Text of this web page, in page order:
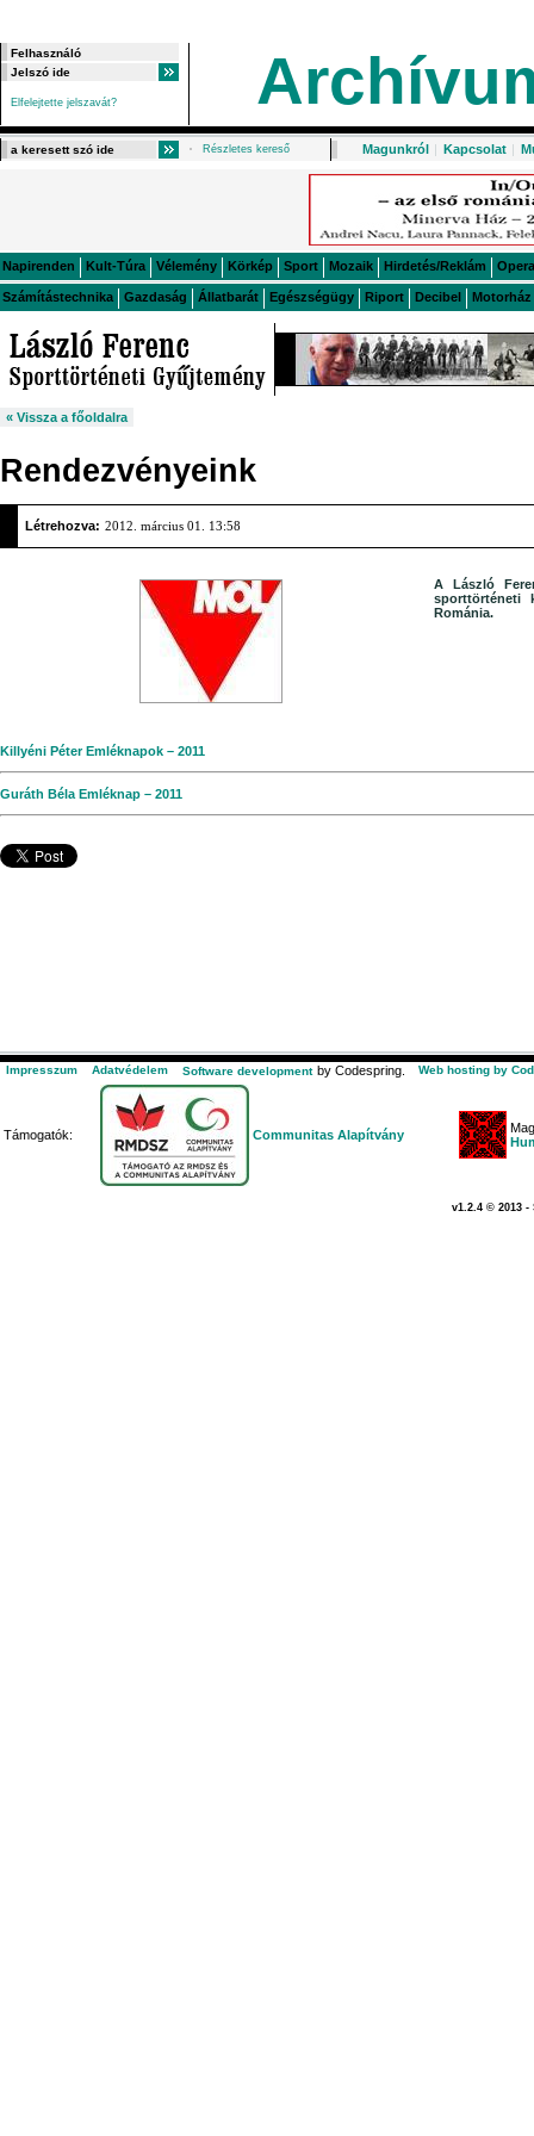
Elfelejtette jelszavát?
Részletes kereső Magunkról | Kapcsolat |
Napirenden Kult-Túra Vélemény Körkép Sport Mozaik Hirdetés/Reklám Opera
Számítástechnika Gazdaság Állatbarát Egészségügy Riport Decibel Motorház
« Vissza a főoldalra
Rendezvényeink
Létrehozva: 2012. március 01. 13:58
A László
sporttörténeti
Románia.
Killyéni Péter Emléknapok – 2011
Guráth Béla Emléknap – 2011
Impresszum Adatvédelem Software development by Codespring. Web hosting by
Támogatók: Communitas Alapítvány
v1.2.4 © 2013